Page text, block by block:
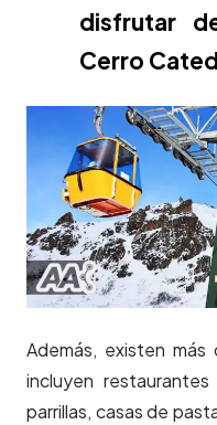
disfrutar
Cerro
Además, existen
incluyen
parrillas, casas de